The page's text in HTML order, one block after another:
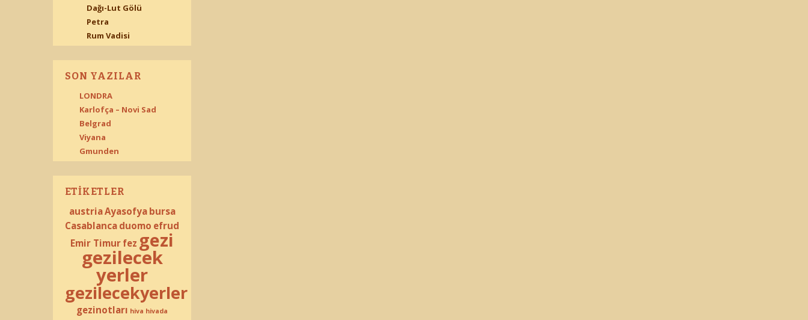
Dağı-Lut Gölü
Petra
Rum Vadisi
SON YAZILAR
LONDRA
Karlofça – Novi Sad
Belgrad
Viyana
Gmunden
ETIKETLER
austriaAyasofya bursa
Casablanca duomo efrud
Emir Timur fez gezi
gezilecek
yerler
gezilecekyerler
gezinotları hiva hivada